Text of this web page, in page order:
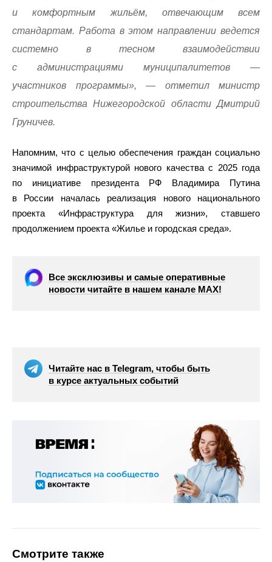
и комфортным жильём, отвечающим всем
стандартам. Работа в этом направлении ведется
системно в тесном взаимодействии
с администрациями муниципалитетов —
участников программы», — отметил министр
строительства Нижегородской области Дмитрий
Груничев.
Напомним, что с целью обеспечения граждан социально
значимой инфраструктурой нового качества с 2025 года
по инициативе президента РФ Владимира Путина
в России началась реализация нового национального
проекта «Инфраструктура для жизни», ставшего
продолжением проекта «Жилье и городская среда».
Все эксклюзивы и самые оперативные
новости читайте в нашем канале МАХ!
Читайте нас в Telegram, чтобы быть
в курсе актуальных событий
Смотрите также